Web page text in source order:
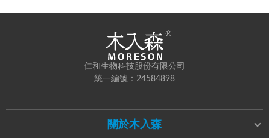
仁和生物科技股份有限公司
統一編號：24584898
關於木入森